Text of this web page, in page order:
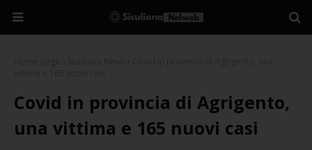
Covid in provincia di Agrigento,
una vittima e 165 nuovi casi